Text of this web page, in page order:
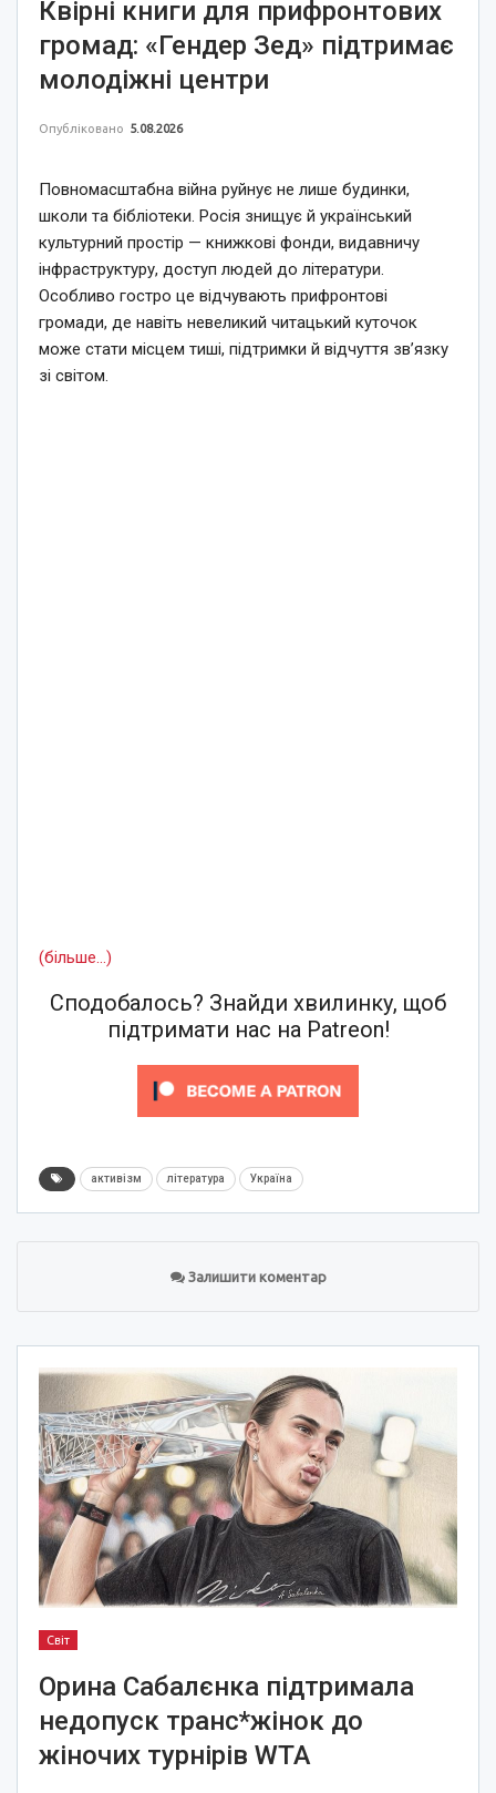
Квірні книги для прифронтових
громад: «Гендер Зед» підтримає
молодіжні центри
Опубліковано 5.08.2026
Повномасштабна війна руйнує не лише будинки,
школи та бібліотеки. Росія знищує й український
культурний простір — книжкові фонди, видавничу
інфраструктуру, доступ людей до літератури.
Особливо гостро це відчувають прифронтові
громади, де навіть невеликий читацький куточок
може стати місцем тиші, підтримки й відчуття зв’язку
зі світом.
(більше…)
Сподобалось? Знайди хвилинку, щоб
підтримати нас на Patreon!
активізм література Україна
Залишити коментар
Світ
Орина Сабалєнка підтримала
недопуск транс*жінок до
жіночих турнірів WTA